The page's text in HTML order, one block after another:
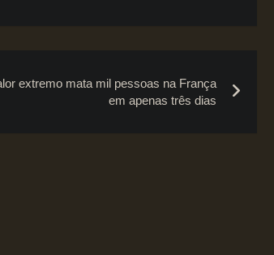
extremo mata mil pessoas na França
em apenas três dias